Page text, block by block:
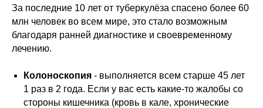
За последние 10 лет от туберкулёза спасено более 60
млн человек во всем мире, это стало возможным
благодаря ранней диагностике и своевременному
лечению.
Колоноскопия - выполняется всем старше 45 лет
1 раз в 2 года. Если у вас есть какие-то жалобы со
стороны кишечника (кровь в кале, хронические